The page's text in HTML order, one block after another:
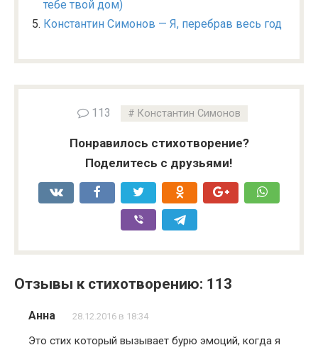
тебе твой дом)
Константин Симонов — Я, перебрав весь год
113 Константин Симонов
Понравилось стихотворение?
Поделитесь с друзьями!
Отзывы к стихотворению: 113
Анна 28.12.2016 в 18:34
Это стих который вызывает бурю эмоций, когда я